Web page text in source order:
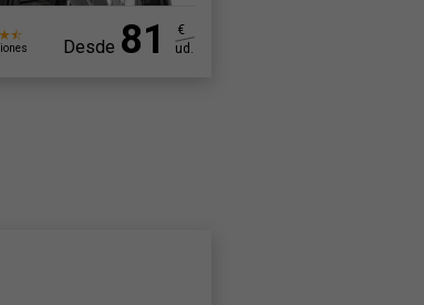
Desde 81
€
ud.